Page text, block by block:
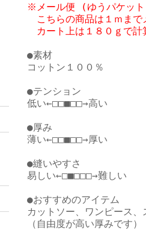
※メール便 (ゆうパケット
こちらの商品は１ｍま
カート上は１８０ｇで計
●素材
コットン１００％
●テンション
低い←□□■□□→高い
●厚み
薄い←□□■□□→厚い
●縫いやすさ
易しい←□■□□□→難しい
●おすすめのアイテム
カットソー、ワンピース、
（自由度が高い厚みです）